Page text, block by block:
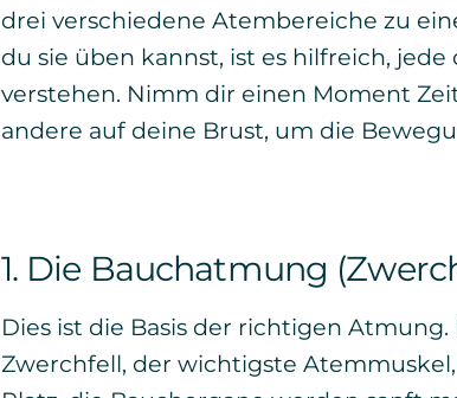
drei verschiedene Atembereiche zu
du sie üben kannst, ist es hilfreich,
verstehen. Nimm dir einen Moment
andere auf deine Brust, um die
1. Die Bauchatmung
Dies ist die Basis der richtigen Atmung.
Zwerchfell, der wichtigste